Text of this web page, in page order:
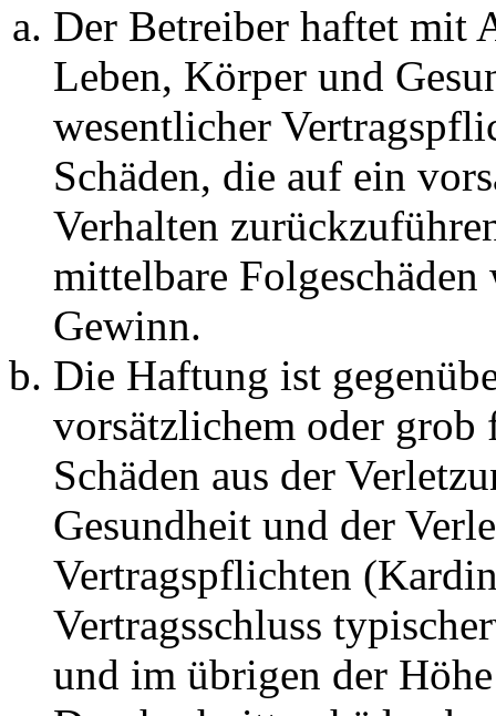
Der Betreiber haftet mit
Leben, Körper und
wesentlicher
Schäden, die auf ein
Verhalten
mittelbare Folgeschäden
Gewinn.
Die Haftung ist
vorsätzlichem oder grob
Schäden aus der
Gesundheit und der
Vertragspflichten
Vertragsschluss
und im übrigen der